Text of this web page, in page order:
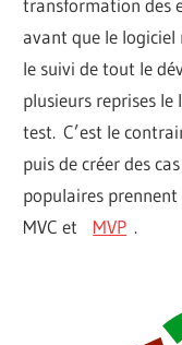
transformation des
avant que le
le suivi de tout le
plusieurs reprises le
test. C’est le
puis de créer des
populaires
MVC et MVP .